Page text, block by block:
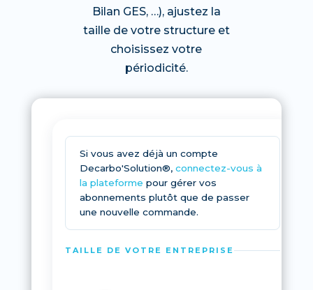
Bilan GES, …), ajustez la
taille de votre structure et
choisissez votre
périodicité.
Si vous avez déjà un compte
Decarbo'Solution®, connectez-vous à
la plateforme pour gérer vos
abonnements plutôt que de passer
une nouvelle commande.
TAILLE DE VOTRE ENTREPRISE